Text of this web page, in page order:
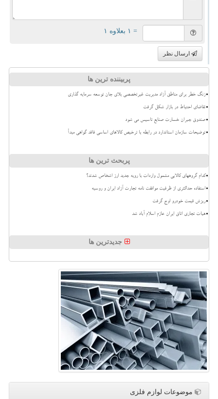
= ۱ بعلاوه ۱
ارسال نظر
پربیننده ترین ها
زنگ خطر برای مناطق آزاد مدیریت غیرتخصصی بلای جان توسعه سرمایه گذاری
تقاضای احتیاط در بازار شکل گرفت
صندوق جبران خسارت صنایع تاسیس می شود
توضیحات سازمان استاندارد در رابطه با ترخیص کالاهای اساسی فاقد گواهی مبدأ
پربحث ترین ها
کدام گروههای کالایی مشمول واردات با رویه جدید ارز اشخاص شدند؟
استفاده حداکثری از ظرفیت موافقت نامه تجارت آزاد ایران و روسیه
ریزش قیمت خودرو اوج گرفت
هیات تجاری اتاق ایران عازم اسلام آباد شد
جدیدترین ها
موضوعات لوازم فلزی